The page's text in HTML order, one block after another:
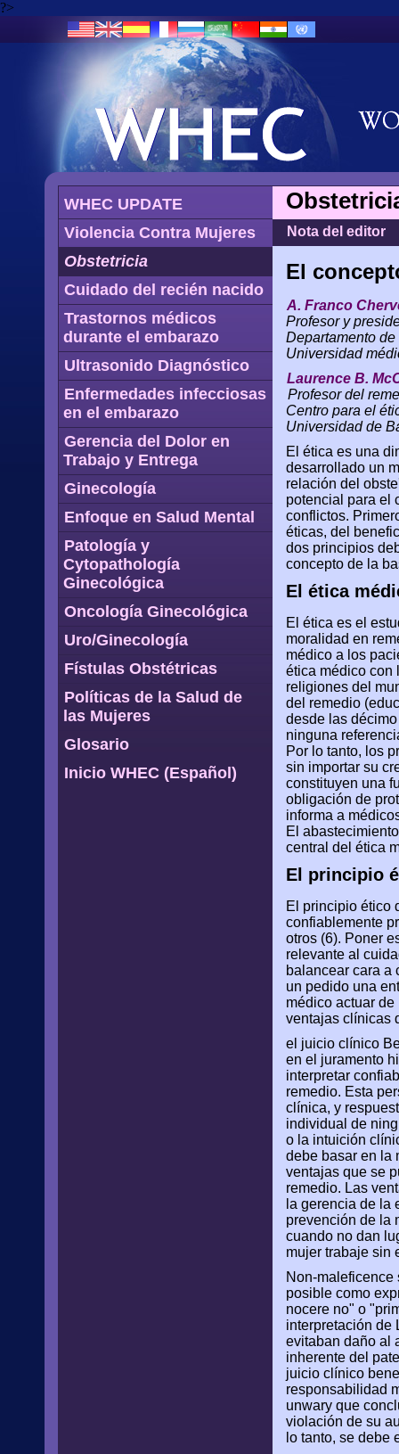
?>
WHEC UPDATE
Violencia Contra Mujeres
Obstetricia
Cuidado del recién nacido
Trastornos médicos
durante el embarazo
Ultrasonido Diagnóstico
Enfermedades infecciosas
en el embarazo
Gerencia del Dolor en
Trabajo y Entrega
Ginecología
Enfoque en Salud Mental
Patología y
Cytopathología
Ginecológica
Oncología Ginecológica
Uro/Ginecología
Fístulas Obstétricas
Políticas de la Salud de
las Mujeres
Glosario
Inicio WHEC (Español)
Nota del editor
El
A. Franco
Profesor y
Departamento
Universidad
Laurence B.
Profesor del
Centro para el
Universidad de
El ética es una
desarrollado un
relación del
potencial para el
conflictos.
éticas, del
dos principios
concepto de la
El ética
El ética es el
moralidad en
médico a los
ética médico con
religiones del
del remedio
desde las
ninguna
Por lo tanto, los
sin importar su
constituyen una
obligación de
informa a
El
central del ética
El principio
El principio ético
confiablemente
otros (6). Poner
relevante al
balancear cara a
un pedido una
médico actuar
ventajas clínicas
el juicio clínico
en el juramento
interpretar
remedio. Esta
clínica, y
individual de
o la intuición
debe basar en la
ventajas que se
remedio. Las
la gerencia de la
prevención de la
cuando no dan
mujer trabaje sin
Non-maleficence
posible como
nocere no" o
interpretación de
evitaban daño al
inherente del
juicio clínico
responsabilidad
unwary que
violación de su
lo tanto, se debe